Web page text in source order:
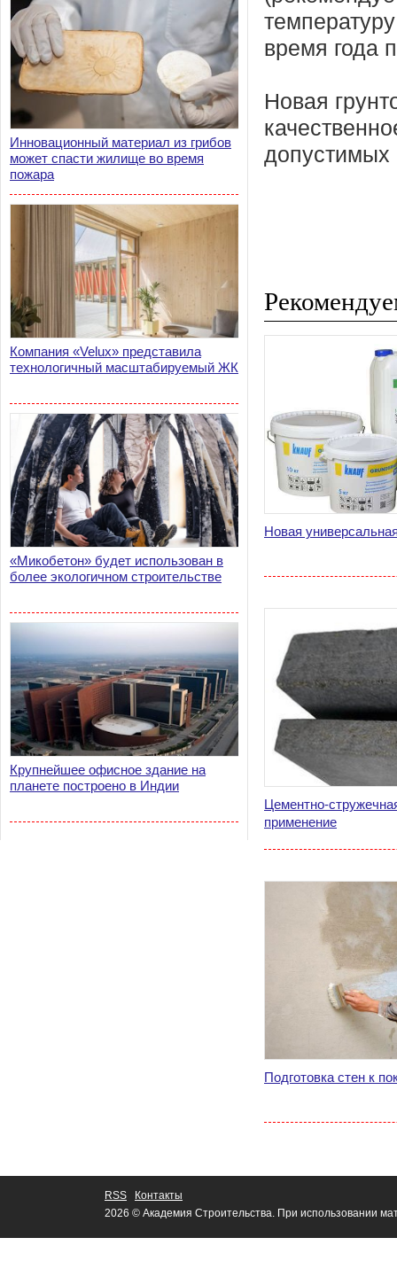
Инновационный материал из грибов
может спасти жилище во время
пожара
Компания «Velux» представила
технологичный масштабируемый ЖК
«Микобетон» будет использован в
более экологичном строительстве
Крупнейшее офисное здание на
планете построено в Индии
время года
Новая
допустимых
Новая
Цементно-
применение
Подготовка стен к
RSS
Контакты
2026 © Академия Строительства. При использовании